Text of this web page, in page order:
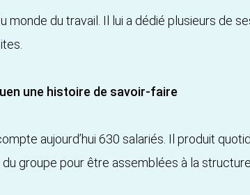
monde du travail. Il lui a dédié plusieurs de
une histoire de savoir-faire
aujourd’hui 630 salariés. Il produit
groupe pour être assemblées à la